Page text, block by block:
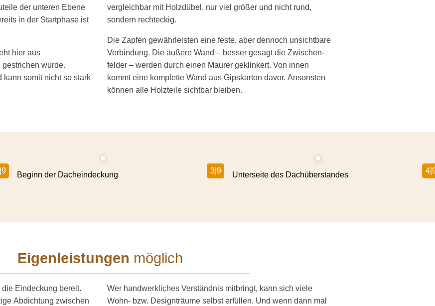
der unteren Ebene
in der Startphase ist
hier aus
gestrichen wurde.
kann somit nicht so stark
vergleichbar mit Holzdübel, nur viel größer und nicht rund,
sondern rechteckig.
Die Zapfen gewähr­leisten eine feste, aber dennoch unsichtbare
Verbindung. Die äußere Wand – besser gesagt die Zwischen­
felder – werden durch einen Maurer geklinkert. Von innen
kommt eine komplette Wand aus Gipskarton davor. Ansonsten
können alle Holzteile sichtbar bleiben.
Beginn der Dachein­deckung 3|9 Unterseite des Dachüber­standes
Eigenleis­tungen möglich
Eindeckung bereit.
Abdichtung zwischen
Wer handwerk­liches Verständnis mitbringt, kann sich viele
Wohn- bzw. Designträume selbst erfüllen. Und wenn dann mal